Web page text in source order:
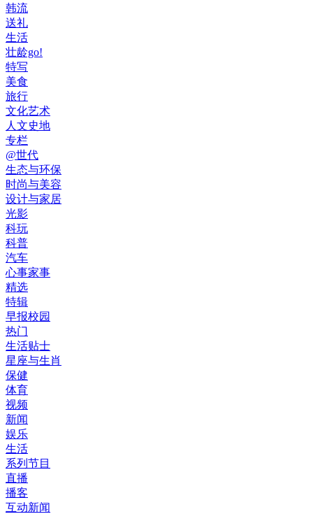
韩流
送礼
生活
壮龄go!
特写
美食
旅行
文化艺术
人文史地
专栏
@世代
生态与环保
时尚与美容
设计与家居
光影
科玩
科普
汽车
心事家事
精选
特辑
早报校园
热门
生活贴士
星座与生肖
保健
体育
视频
新闻
娱乐
生活
系列节目
直播
播客
互动新闻